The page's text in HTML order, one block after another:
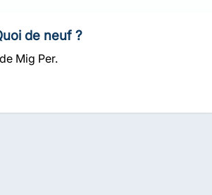
de neuf ?
Mig Per.